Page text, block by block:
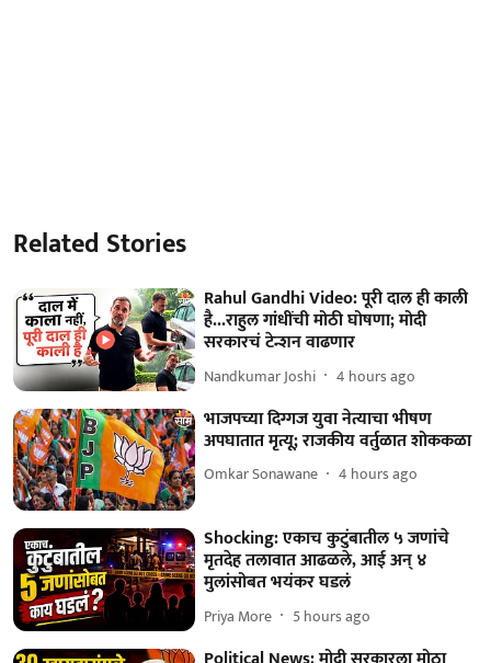
Related Stories
Rahul Gandhi Video: पूरी दाल ही काली
है...राहुल गांधींची मोठी घोषणा; मोदी
सरकारचं टेन्शन वाढणार
Nandkumar Joshi 4 hours ago
भाजपच्या दिग्गज युवा नेत्याचा भीषण
अपघातात मृत्यू; राजकीय वर्तुळात शोककळा
Omkar Sonawane 4 hours ago
Shocking: एकाच कुटुंबातील ५ जणांचे
मृतदेह तलावात आढळले, आई अन् ४
मुलांसोबत भयंकर घडलं
Priya More 5 hours ago